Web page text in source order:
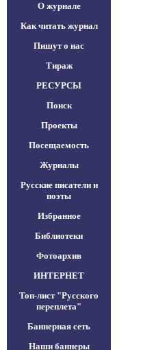
О журнале
Как читать журнал
Пишут о нас
Тираж
РЕСУРСЫ
Поиск
Проекты
Посещаемость
Журналы
Русские писатели и
поэты
Избранное
Библиотеки
Фотоархив
ИНТЕРНЕТ
Топ-лист "Русского
переплета"
Баннерная сеть
Наши баннеры